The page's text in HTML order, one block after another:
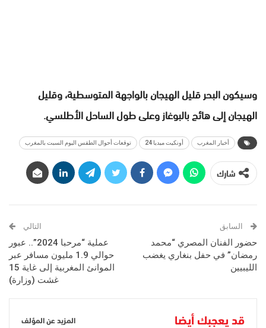
وسيكون البحر قليل الهيجان بالواجهة المتوسطية، وقليل
الهيجان إلى هائج بالبوغاز وعلى طول الساحل الأطلسي.
أخبار المغرب أونكيت ميديا 24 توقعات أحوال الطقس اليوم السبت بالمغرب
شارك
السابق
حضور الفنان المصري “محمد
رمضان” في حفل بنغاري يغضب
الليبيين
التالي
عملية “مرحبا 2024”.. عبور
حوالي 1.9 مليون مسافر عبر
الموانئ المغربية إلى غاية 15
غشت (وزارة)
قد يعجبك أيضا المزيد عن المؤلف